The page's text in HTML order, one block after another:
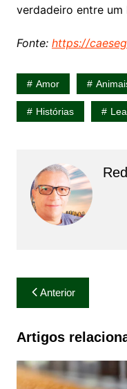
verdadeiro entre um
Fonte: https://
Amor
Histórias
Navegação
de
Post
Anterior
Artigos